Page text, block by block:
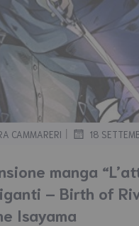
CAMMARERI | 18
manga
– Birth of
Isayama